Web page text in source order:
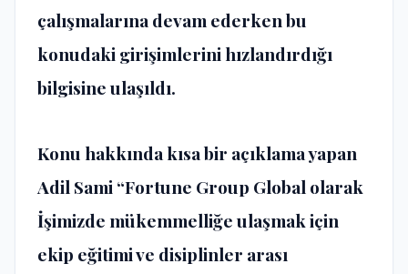
çalışmalarına devam ederken bu
konudaki girişimlerini hızlandırdığı
bilgisine ulaşıldı.
Konu hakkında kısa bir açıklama yapan
Adil Sami “Fortune Group Global olarak
İşimizde mükemmelliğe ulaşmak için
ekip eğitimi ve disiplinler arası